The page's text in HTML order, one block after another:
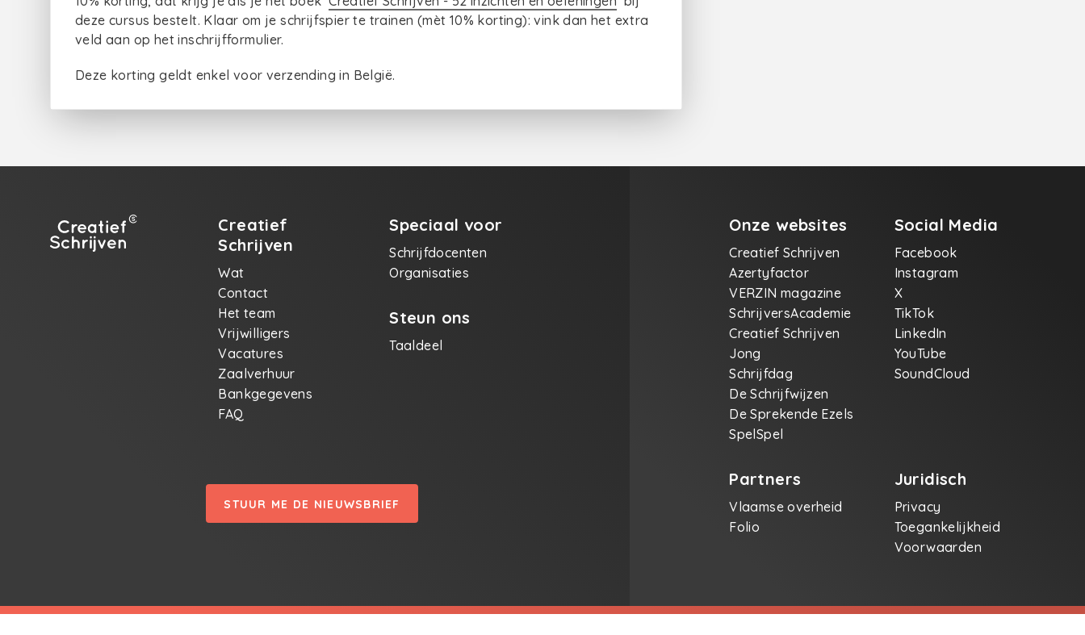
deze cursus bestelt. Klaar om je schrijfspier te trainen (mèt 10% korting): vink dan het extra
veld aan op het inschrijfformulier.
Deze korting geldt enkel voor verzending in België.
Creatief
Schrijven
Wat
Contact
Het team
Vrijwilligers
Vacatures
Zaalverhuur
Bankgegevens
FAQ
Speciaal voor
Schrijfdocenten
Organisaties
Steun ons
Taaldeel
STUUR ME DE NIEUWSBRIEF
Onze websites
Creatief Schrijven
Azertyfactor
VERZIN magazine
SchrijversAcademie
Creatief Schrijven
Jong
Schrijfdag
De Schrijfwijzen
De Sprekende Ezels
SpelSpel
Social Media
Facebook
Instagram
X
TikTok
LinkedIn
YouTube
SoundCloud
Partners
Vlaamse overheid
Folio
Juridisch
Privacy
Toegankelijkheid
Voorwaarden